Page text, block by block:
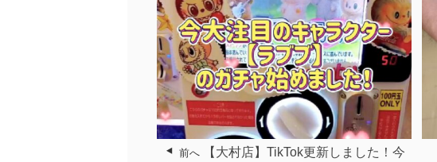
前へ
【大村店】TikTok更新しました！今